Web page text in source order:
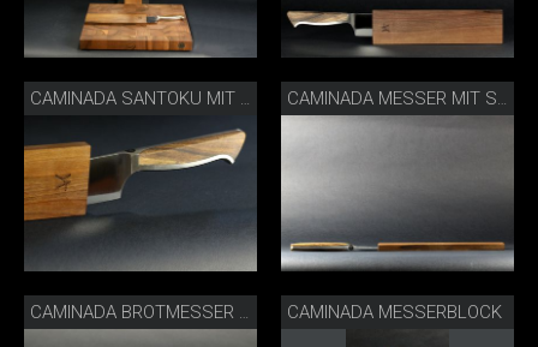
CAMINADA SANTOKU MIT SCHEIDE CAMINADA MESSER MIT SCHEIDE
CAMINADA BROTMESSER SCHEIDE CAMINADA MESSERBLOCK